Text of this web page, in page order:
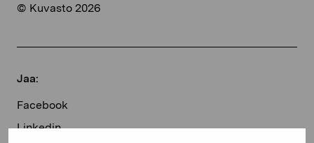
© Kuvasto 2026
Jaa:
Facebook
Linkedin